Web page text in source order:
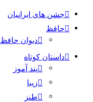
جشن های ایرانیان
حافظ
دیوان حافظ
داستان کوتاه
پند آموز
زیبا
طنز